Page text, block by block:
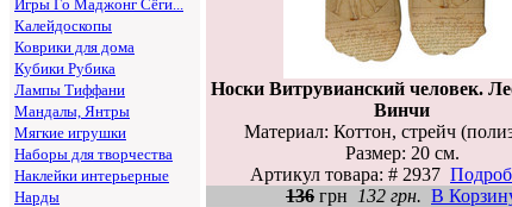
Игры Го Маджонг Сёги...
Калейдоскопы
Коврики для дома
Кубики Рубика
Лампы Тиффани
Мандалы, Янтры
Мягкие игрушки
Наборы для творчества
Наклейки интерьерные
Нарды
Носки Витрувианский человек.
Винчи
Материал: Коттон, стрейч
Размер: 20 см.
Артикул товара: # 2937
136 грн 132 грн. В